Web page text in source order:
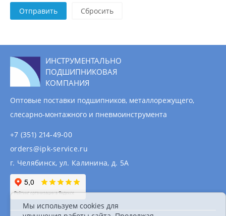
Отправить
ИНСТРУМЕНТАЛЬНО
ПОДШИПНИКОВАЯ
КОМПАНИЯ
Оптовые поставки подшипников, металлорежущего,
слесарно-монтажного и пневмоинструмента
+7 (351) 214-49-00
orders@ipk-service.ru
г. Челябинск, ул. Калинина, д. 5А
Мы используем cookies для